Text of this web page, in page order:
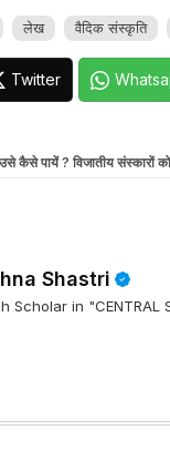
लेख वैदिक संस्कृति
Twitter
उसे कैसे पायें ? विजातीय संस्कारों
Shastri
Scholar in "CENTRAL